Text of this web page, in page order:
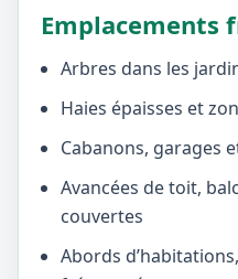
Emplacements
Arbres dans les
Haies épaisses et
Cabanons, garages
Avancées de toit,
couvertes
Abords